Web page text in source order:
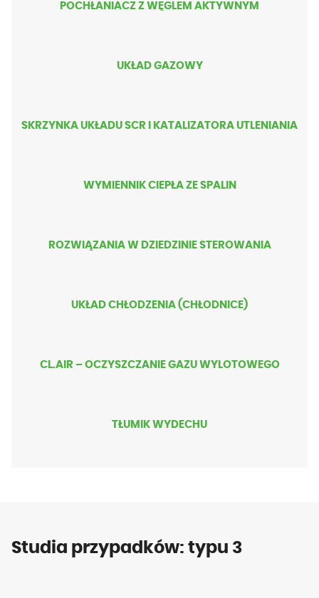
POCHŁANIACZ Z WĘGLEM AKTYWNYM
UKŁAD GAZOWY
SKRZYNKA UKŁADU SCR I KATALIZATORA UTLENIANIA
WYMIENNIK CIEPŁA ZE SPALIN
ROZWIĄZANIA W DZIEDZINIE STEROWANIA
UKŁAD CHŁODZENIA (CHŁODNICE)
CL.AIR – OCZYSZCZANIE GAZU WYLOTOWEGO
TŁUMIK WYDECHU
Studia przypadków: typu 3